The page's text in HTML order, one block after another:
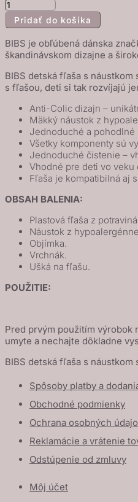
množstvo
BIBS
fľaša
silikónovým
Sage
Pridať do košíka
BIBS je obľúbená dánska
škandinávskom dizajne a
BIBS detská fľaša s
s fľašou, deti si tak rozvíjajú
Anti-Colic dizajn –
Mäkký náustok z
Jednoduché a pohodlné
Všetky komponenty sú
Jednoduché čistenie –
Vhodné pre deti vo veku
Fľaša je kompatibilná aj
OBSAH BALENIA:
Plastová fľaša z
Náustok z
Objímka.
Vrchnák.
Ušká na fľašu.
POUŽITIE:
Pred prvým použitím výrobok
umyte a nechajte dôkladne
BIBS detská fľaša s náustkom
Spôsoby platby a
Obchodné podmienky
Ochrana osobných
Reklamácie a vrátenie
Odstúpenie od zmluvy
Môj účet